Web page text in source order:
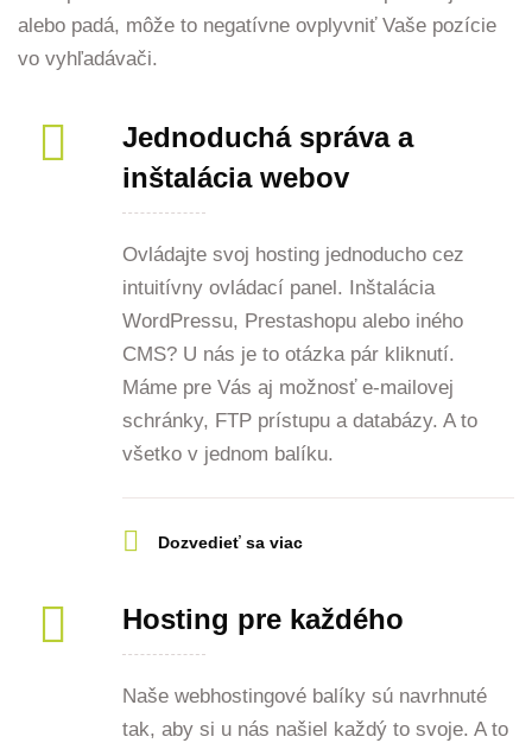
alebo padá, môže to negatívne ovplyvniť Vaše pozície
vo vyhľadávači.
Jednoduchá správa a
inštalácia webov
Ovládajte svoj hosting jednoducho cez
intuitívny ovládací panel. Inštalácia
WordPressu, Prestashopu alebo iného
CMS? U nás je to otázka pár kliknutí.
Máme pre Vás aj možnosť e-mailovej
schránky, FTP prístupu a databázy. A to
všetko v jednom balíku.
Dozvedieť sa viac
Hosting pre každého
Naše webhostingové balíky sú navrhnuté
tak, aby si u nás našiel každý to svoje. A to